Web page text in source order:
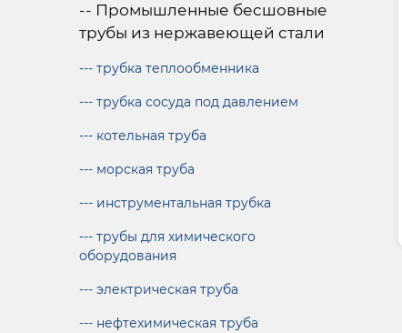
-- Промышленные бесшовные
трубы из нержавеющей стали
--- трубка теплообменника
--- трубка сосуда под давлением
--- котельная труба
--- морская труба
--- инструментальная трубка
--- трубы для химического
оборудования
--- электрическая труба
--- нефтехимическая труба